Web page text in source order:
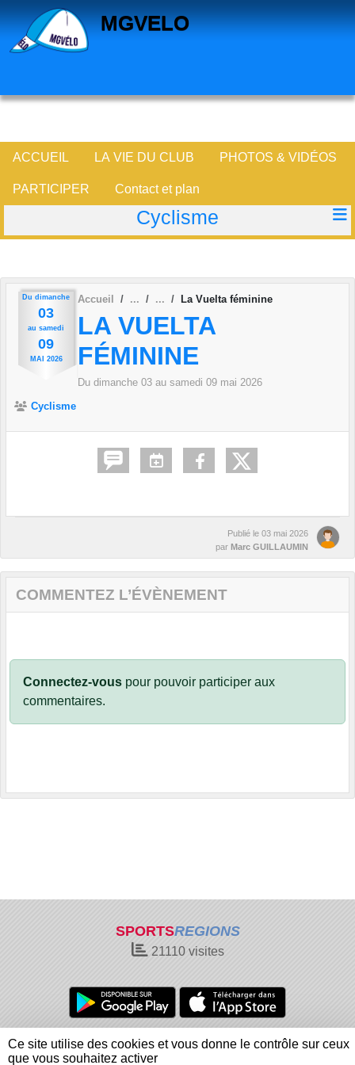
MGVELO
ACCUEIL LA VIE DU CLUB PHOTOS & VIDÉOS
PARTICIPER Contact et plan
Cyclisme
Du dimanche
03
au samedi
09
MAI 2026
Accueil La Vuelta féminine
LA VUELTA
FÉMININE
Du dimanche 03 au samedi 09 mai 2026
Cyclisme
Publié le 03 mai 2026
par Marc GUILLAUMIN
COMMENTEZ L’ÉVÈNEMENT
Connectez-vous pour pouvoir participer aux
commentaires.
SPORTSREGIONS
21110visites
Charte cookies
Gestion des cookies
Informations légales
Signaler un contenu inapproprié
Panneau de gestion des cookies
Ce site utilise des cookies et vous donne le contrôle sur ceux
que vous souhaitez activer